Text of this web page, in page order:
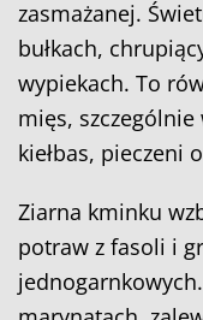
zasmażanej.
bułkach,
wypiekach. To
mięs,
kiełbas, pieczeni
Ziarna kminku
potraw z fasoli i